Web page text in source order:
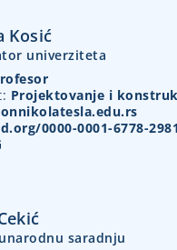
Kosić
univerziteta
Projektovanje i
0000-0001-6778-2981
saradnju